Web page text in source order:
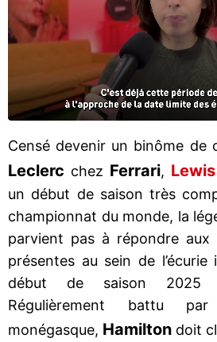
Censé devenir un binôme de
Leclerc chez Ferrari,
un début de saison très
championnat du monde, la
parvient pas à répondre aux
présentes au sein de
début de saison 2025
Régulièrement battu
monégasque, Hamilton doit